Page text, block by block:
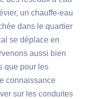
un chauffe-eau
dans le quartier
se déplace en
aussi bien
que pour les
connaissance
sur les conduites